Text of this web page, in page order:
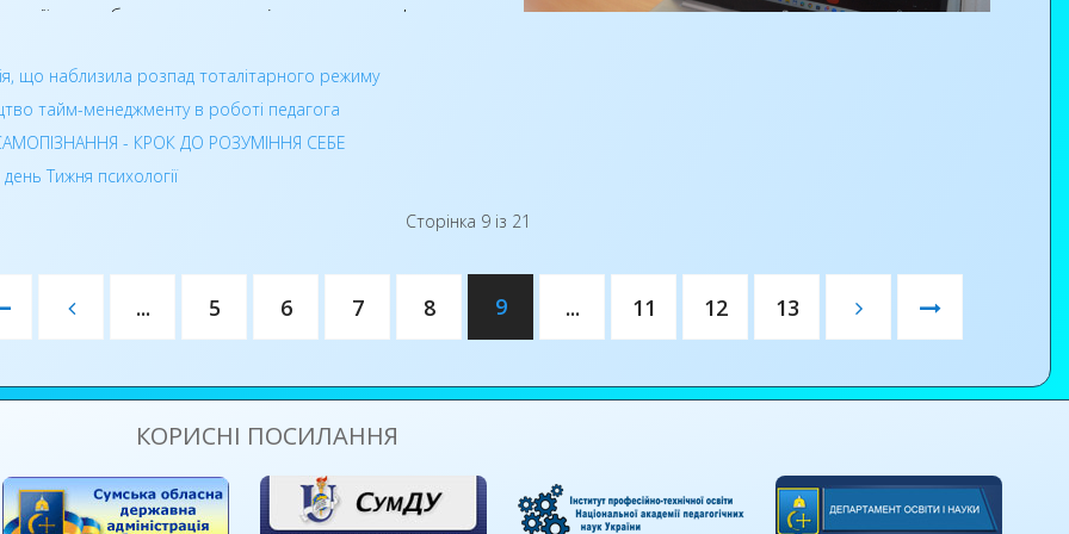
та збереження психічного здоров’я.
насьогодні», яка тривала протягом тижня. За
акції була виведена кольорова формула
училища. Приємно, що провідним кольором
став жовтий – колір радості, оптимізму
що наблизила розпад тоталітарного режиму
тайм-менеджменту в роботі педагога
- КРОК ДО РОЗУМІННЯ СЕБЕ
Тижня психології
Сторінка 9 із 21
... 5 6 7 8 9 ... 11 12 13
КОРИСНІ ПОСИЛАННЯ